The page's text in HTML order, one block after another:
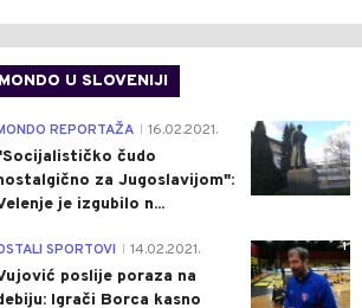
MONDO U SLOVENIJI
4
REPORTAŽA 16.02.2021.
čudo
za Jugoslavijom":
je izgubilo n...
1
SPORTOVI 14.02.2021.
poslije poraza na
Igrači Borca kasno